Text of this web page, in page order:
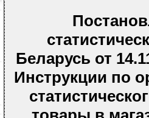
Беларусь от
Инструкции по